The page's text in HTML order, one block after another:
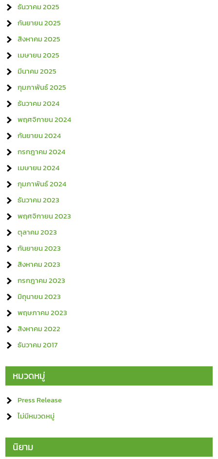
ธันวาคม 2025
กันยายน 2025
สิงหาคม 2025
เมษายน 2025
มีนาคม 2025
กุมภาพันธ์ 2025
ธันวาคม 2024
พฤศจิกายน 2024
กันยายน 2024
กรกฎาคม 2024
เมษายน 2024
กุมภาพันธ์ 2024
ธันวาคม 2023
พฤศจิกายน 2023
ตุลาคม 2023
กันยายน 2023
สิงหาคม 2023
กรกฎาคม 2023
มิถุนายน 2023
พฤษภาคม 2023
สิงหาคม 2022
ธันวาคม 2017
หมวดหมู่
Press Release
ไม่มีหมวดหมู่
นิยาม